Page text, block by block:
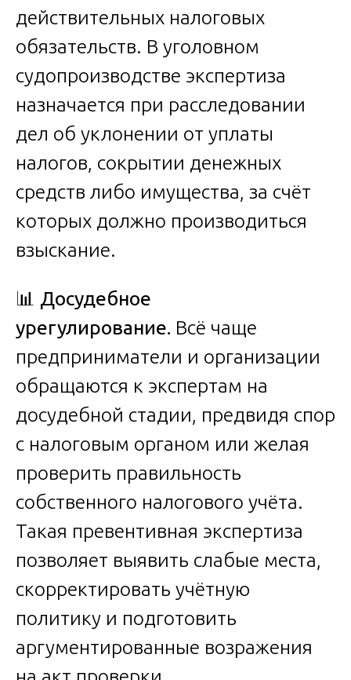
действительных налоговых
обязательств. В уголовном
судопроизводстве экспертиза
назначается при расследовании
дел об уклонении от уплаты
налогов, сокрытии денежных
средств либо имущества, за счёт
которых должно производиться
взыскание.
📊 Досудебное
урегулирование. Всё чаще
предприниматели и организации
обращаются к экспертам на
досудебной стадии, предвидя спор
с налоговым органом или желая
проверить правильность
собственного налогового учёта.
Такая превентивная экспертиза
позволяет выявить слабые места,
скорректировать учётную
политику и подготовить
аргументированные возражения